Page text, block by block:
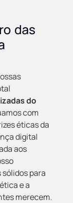
das
do
com
éticas da
digital
aos
para
e a
merecem.